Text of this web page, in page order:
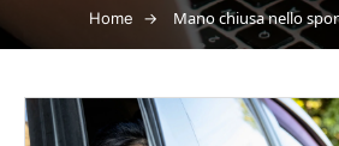
Home →